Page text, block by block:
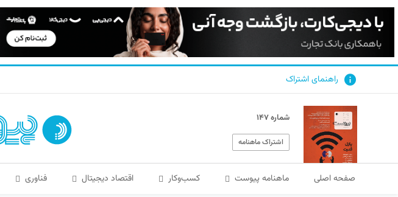
راهنمای اشتراک
شماره ۱۴۷
اشتراک ماهنامه
صفحه اصلی ماهنامه پیوست کسب‌و‌کار اقتصاد دیجیتال فناوری